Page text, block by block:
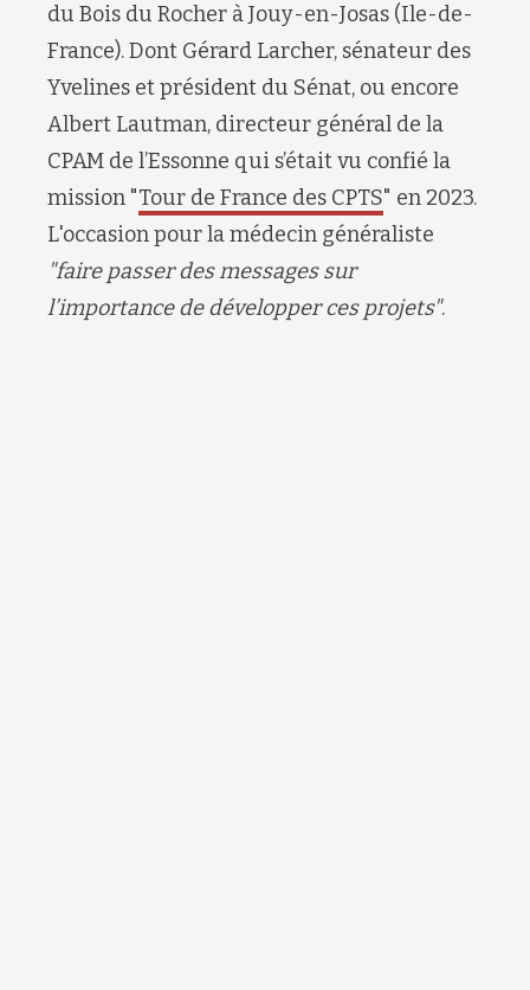
du Bois du Rocher à Jouy-en-Josas (Ile-de-
France). Dont Gérard Larcher, sénateur des
Yvelines et président du Sénat, ou encore
Albert Lautman, directeur général de la
CPAM de l’Essonne qui s’était vu confié la
mission "Tour de France des CPTS" en 2023.
L'occasion pour la médecin généraliste
"faire passer des messages sur
l’importance de développer ces projets".